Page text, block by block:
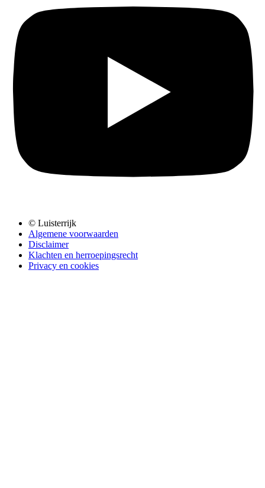
© Luisterrijk
Algemene voorwaarden
Disclaimer
Klachten en herroepingsrecht
Privacy en cookies